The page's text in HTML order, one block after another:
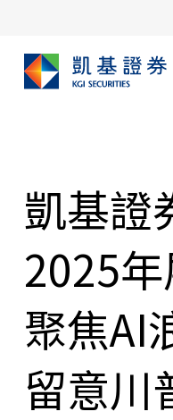
凱基證
2025
聚焦AI
留意川